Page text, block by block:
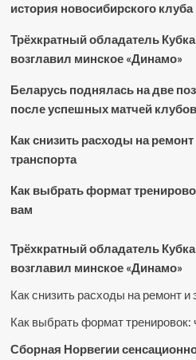
история новосибирского клуба
Трёхкратный обладатель
возглавил минское «Динамо»
Беларусь поднялась на две
после успешных матчей клубов
Как снизить расходы на
транспорта
Как выбрать формат
вам
Трёхкратный обладатель
возглавил минское «Динамо»
Как снизить расходы на ремонт
Как выбрать формат тренировок:
Сборная Норвегии